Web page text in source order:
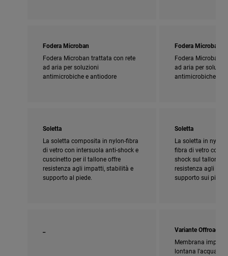
Fodera Microban
Fodera Microban trattata con rete
ad aria per soluzioni
antimicrobiche e antiodore
Fodera Microban
Fodera Microban
ad aria per
antimicrobiche e
Soletta
La soletta composita in nylon-fibra
di vetro con intersuola anti-shock e
cuscinetto per il tallone offre
resistenza agli impatti, stabilità e
supporto al piede.
Soletta
La soletta in nylon
fibra di vetro con
shock sul tallone
resistenza agli
supporto sui pioli.
Variante Offroad
Membrana
lontana l'acqua.